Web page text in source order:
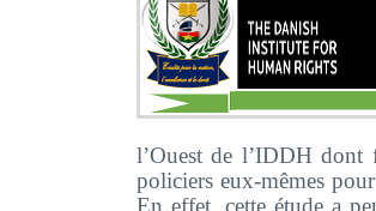
l’Ouest de l’IDDH dont
policiers eux-mêmes
En effet, cette étude a